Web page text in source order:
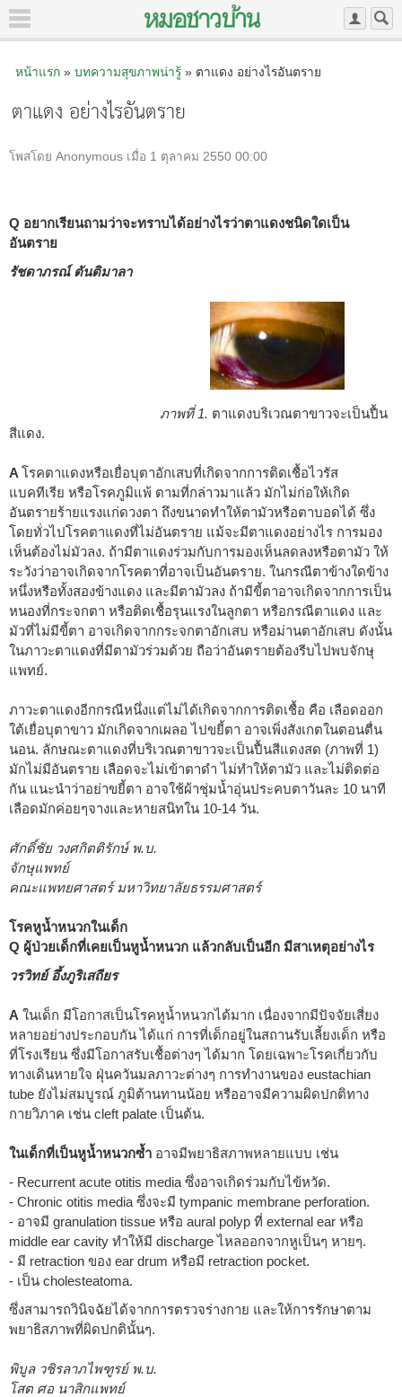
หน้าแรก» บทความสุขภาพน่ารู้» ตาแดง อย่างไรอันตราย
ตาแดง อย่างไรอันตราย
โพสโดย Anonymous เมื่อ 1 ตุลาคม 2550 00:00
Q อยากเรียนถามว่าจะทราบได้อย่างไรว่าตาแดงชนิดใดเป็น
อันตราย
รัชดาภรณ์ ตันติมาลา
ภาพที่ 1. ตาแดงบริเวณตาขาวจะเป็นปื้น
สีแดง.
A โรคตาแดงหรือเยื่อบุตาอักเสบที่เกิดจากการติดเชื้อไวรัส
แบคทีเรีย หรือโรคภูมิแพ้ ตามที่กล่าวมาแล้ว มักไม่ก่อให้เกิด
อันตรายร้ายแรงแก่ดวงตา ถึงขนาดทำให้ตามัวหรือตาบอดได้ ซึ่ง
โดยทั่วไปโรคตาแดงที่ไม่อันตราย แม้จะมีตาแดงอย่างไร การมอง
เห็นต้องไม่มัวลง. ถ้ามีตาแดงร่วมกับการมองเห็นลดลงหรือตามัว ให้
ระวังว่าอาจเกิดจากโรคตาที่อาจเป็นอันตราย. ในกรณีตาข้างใดข้าง
หนึ่งหรือทั้งสองข้างแดง และมีตามัวลง ถ้ามีขี้ตาอาจเกิดจากการเป็น
หนองที่กระจกตา หรือติดเชื้อรุนแรงในลูกตา หรือกรณีตาแดง และ
มัวที่ไม่มีขี้ตา อาจเกิดจากกระจกตาอักเสบ หรือม่านตาอักเสบ ดังนั้น
ในภาวะตาแดงที่มีตามัวร่วมด้วย ถือว่าอันตรายต้องรีบไปพบจักษุ
แพทย์.
ภาวะตาแดงอีกกรณีหนึ่งแต่ไม่ได้เกิดจากการติดเชื้อ คือ เลือดออก
ใต้เยื่อบุตาขาว มักเกิดจากเผลอ ไปขยี้ตา อาจเพิ่งสังเกตในตอนตื่น
นอน. ลักษณะตาแดงที่บริเวณตาขาวจะเป็นปื้นสีแดงสด (ภาพที่ 1)
มักไม่มีอันตราย เลือดจะไม่เข้าตาดำ ไม่ทำให้ตามัว และไม่ติดต่อ
กัน แนะนำว่าอย่าขยี้ตา อาจใช้ผ้าชุ่มน้ำอุ่นประคบตาวันละ 10 นาที
เลือดมักค่อยๆจางและหายสนิทใน 10-14 วัน.
ศักดิ์ชัย วงศกิตติรักษ์ พ.บ.
จักษุแพทย์
คณะแพทยศาสตร์ มหาวิทยาลัยธรรมศาสตร์
โรคหูน้ำหนวกในเด็ก
Q ผู้ป่วยเด็กที่เคยเป็นหูน้ำหนวก แล้วกลับเป็นอีก มีสาเหตุอย่างไร
วรวิทย์ อึ้งภูริเสถียร
A ในเด็ก มีโอกาสเป็นโรคหูน้ำหนวกได้มาก เนื่องจากมีปัจจัยเสี่ยง
หลายอย่างประกอบกัน ได้แก่ การที่เด็กอยู่ในสถานรับเลี้ยงเด็ก หรือ
ที่โรงเรียน ซึ่งมีโอกาสรับเชื้อต่างๆ ได้มาก โดยเฉพาะโรคเกี่ยวกับ
ทางเดินหายใจ ฝุ่นควันมลภาวะต่างๆ การทำงานของ eustachian
tube ยังไม่สมบูรณ์ ภูมิต้านทานน้อย หรืออาจมีความผิดปกติทาง
กายวิภาค เช่น cleft palate เป็นต้น.
ในเด็กที่เป็นหูน้ำหนวกซ้ำ อาจมีพยาธิสภาพหลายแบบ เช่น
- Recurrent acute otitis media ซึ่งอาจเกิดร่วมกับไข้หวัด.
- Chronic otitis media ซึ่งจะมี tympanic membrane perforation.
- อาจมี granulation tissue หรือ aural polyp ที่ external ear หรือ
middle ear cavity ทำให้มี discharge ไหลออกจากหูเป็นๆ หายๆ.
- มี retraction ของ ear drum หรือมี retraction pocket.
- เป็น cholesteatoma.
ซึ่งสามารถวินิจฉัยได้จากการตรวจร่างกาย และให้การรักษาตาม
พยาธิสภาพที่ผิดปกตินั้นๆ.
พิบูล วชิรลาภไพฑูรย์ พ.บ.
โสต ศอ นาสิกแพทย์